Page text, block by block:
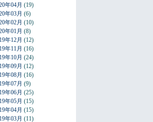
年04月 (19)
年03月 (6)
年02月 (10)
年01月 (8)
年12月 (12)
年11月 (16)
年10月 (24)
年09月 (12)
年08月 (16)
年07月 (9)
年06月 (25)
年05月 (15)
年04月 (15)
年03月 (11)